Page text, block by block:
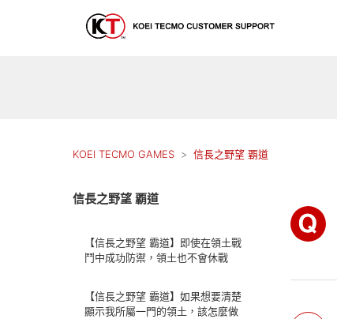
KOEI TECMO GAMES 信長之野望 覇道
信長之野望 覇道
【信長之野望 霸道】即使在領土戰
鬥中成功防禦，領土也不會休戰
【信長之野望 霸道】如果想要清楚
顯示我所屬一門的領土，該怎麼做